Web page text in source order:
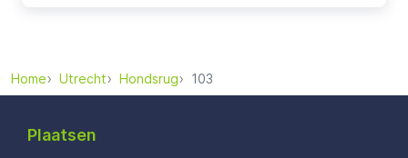
Home Utrecht Hondsrug 103
Plaatsen